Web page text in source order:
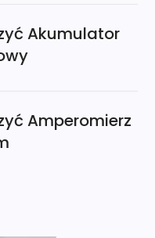
Akumulator
Amperomierz